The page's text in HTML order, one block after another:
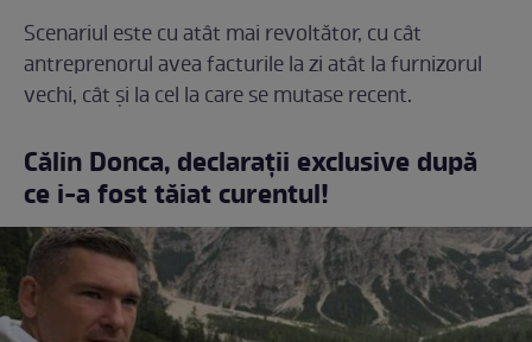
Scenariul este cu atât mai revoltător, cu cât
antreprenorul avea facturile la zi atât la furnizorul
vechi, cât și la cel la care se mutase recent.
Călin Donca, declarații exclusive după
ce i-a fost tăiat curentul!